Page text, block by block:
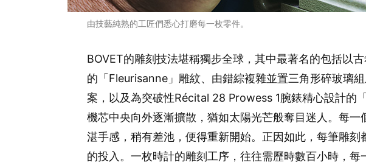
由技藝純熟的工匠們悉心打磨每一枚零件。
BOVET的雕刻技法堪稱獨步全球，其中最著名的包括以
的「Fleurisanne」雕紋、由錯綜複雜並置三角形碎玻璃
案，以及為突破性Récital 28 Prowess 1腕錶精心設計的
機芯中央向外逐漸擴散，猶如太陽光芒般奪目迷人。每一
湛手感，稍有差池，便得重新開始。正因如此，每筆雕刻
的投入。一枚時計的雕刻工序，往往需歷時數百小時，每